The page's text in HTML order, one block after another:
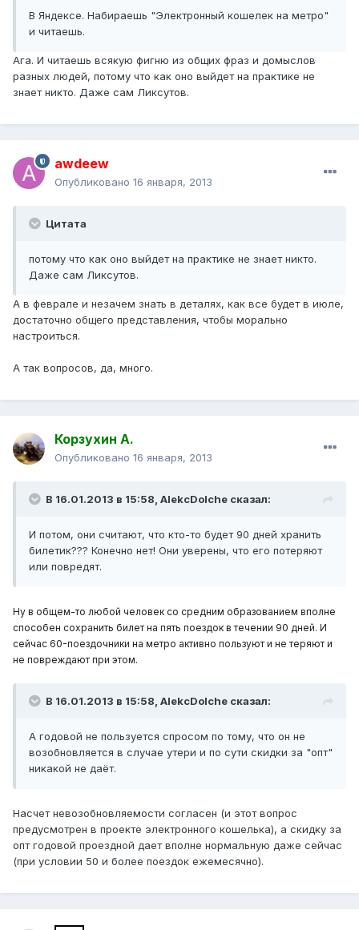
В Яндексе. Набираешь "Электронный кошелек на метро"
и читаешь.
Ага. И читаешь всякую фигню из общих фраз и домыслов
разных людей, потому что как оно выйдет на практике не
знает никто. Даже сам Ликсутов.
awdeew
Опубликовано 16 января, 2013
Цитата
потому что как оно выйдет на практике не знает никто.
Даже сам Ликсутов.
А в феврале и незачем знать в деталях, как все будет в июле,
достаточно общего представления, чтобы морально
настроиться.
А так вопросов, да, много.
Корзухин А.
Опубликовано 16 января, 2013
В 16.01.2013 в 15:58, AlekcDolche сказал:
И потом, они считают, что кто-то будет 90 дней хранить
билетик??? Конечно нет! Они уверены, что его потеряют
или повредят.
Ну в общем-то любой человек со средним образованием вполне
способен сохранить билет на пять поездок в течении 90 дней. И
сейчас 60-поездочники на метро активно пользуют и не теряют и
не повреждают при этом.
В 16.01.2013 в 15:58, AlekcDolche сказал:
А годовой не пользуется спросом по тому, что он не
возобновляется в случае утери и по сути скидки за "опт"
никакой не даёт.
Насчет невозобновляемости согласен (и этот вопрос
предусмотрен в проекте электронного кошелька), а скидку за
опт годовой проездной дает вполне нормальную даже сейчас
(при условии 50 и более поездок ежемесячно).